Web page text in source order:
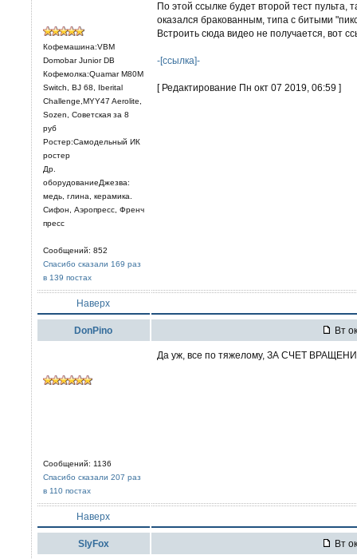
Кофемашина:VBM
Domobar Junior DB
Кофемолка:Quamar M80M
Switch, BJ 68, Iberital
Challenge,MYY47 Aerolite,
Sozen, Советская за 8
руб
Ростер:Самодельный ИК
ростер
Др.
оборудованиеДжезва:
медь, глина, керамика.
Сифон, Аэропресс, Френч
пресс
Сообщений: 852
Спасибо сказали 169 раз
в 139 постах
По этой ссылке будет второй тест пульта,
оказался бракованным, типа с битыми
Встроить сюда видео не получается, вот
-[ссылка]-
[ Редактирование Пн окт 07 2019, 06:59 ]
Наверх
DonPino Вт
Сообщений: 1136
Спасибо сказали 207 раз
в 110 постах
Да уж, все по тяжелому, ЗА СЧЕТ
Наверх
SlyFox Вт